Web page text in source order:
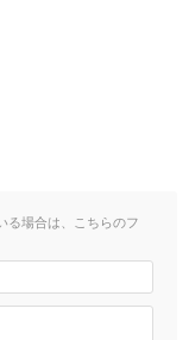
る場合は、こちらのフ